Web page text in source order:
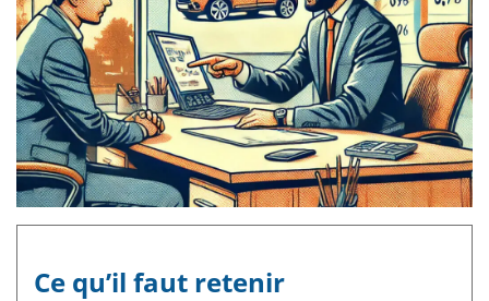
Ce qu’il faut retenir